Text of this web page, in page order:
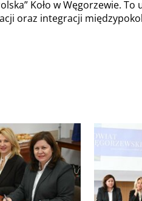
Koło w Węgorzewie.
oraz integracji